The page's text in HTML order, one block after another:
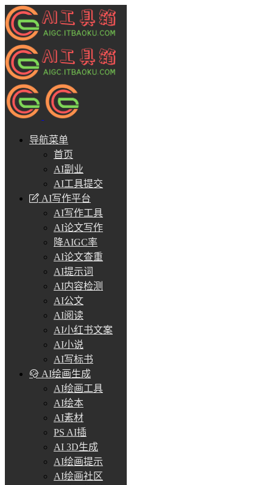
导航菜单
首页
AI副业
AI工具提交
AI写作平台
AI写作工具
AI论文写作
降AIGC率
AI论文查重
AI提示词
AI内容检测
AI公文
AI阅读
AI小红书文案
AI小说
AI写标书
AI绘画生成
AI绘画工具
AI绘本
AI素材
PS AI插
AI 3D生成
AI绘画提示
AI绘画社区